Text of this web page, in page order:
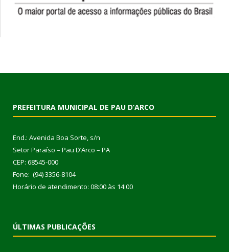
PREFEITURA MUNICIPAL DE PAU D’ARCO
End.: Avenida Boa Sorte, s/n
Setor Paraíso – Pau D’Arco – PA
CEP: 68545-000
Fone: (94) 3356-8104
Horário de atendimento: 08:00 às 14:00
ÚLTIMAS PUBLICAÇÕES